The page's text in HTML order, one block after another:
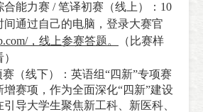
能力赛 / 笔译初赛（线上）：10
间通过自己的电脑，登录大赛官
，线上参赛答题。
（比赛样
（线下）：英语组“四新”专项赛
增赛项，作为全面深化“四新”建设
导大学生聚焦新工科、新医科、